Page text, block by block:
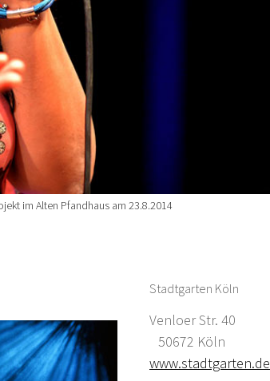
im Alten Pfandhaus am 23.8.2014
Stadtgarten Köln
Venloer Str. 40
50672 Köln
www.stadtgarten.de